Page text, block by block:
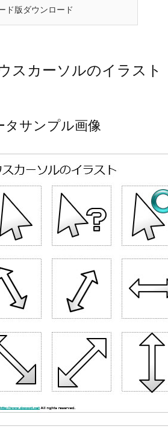
ド版ダウンロード
スカーソルのイラスト
タサンプル画像